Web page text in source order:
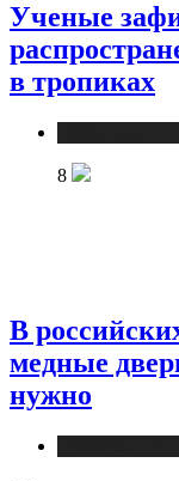
Ученые
в тропиках
8
В
медные
нужно